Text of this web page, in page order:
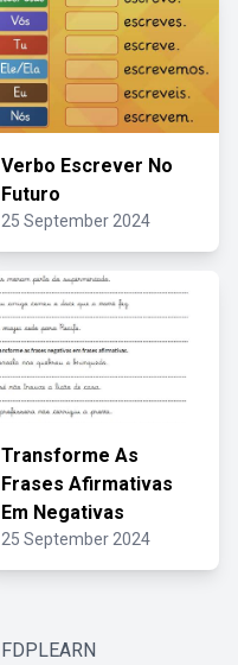
Verbo Escrever No
Futuro
25 September 2024
Transforme As
Frases Afirmativas
Em Negativas
25 September 2024
FDPLEARN